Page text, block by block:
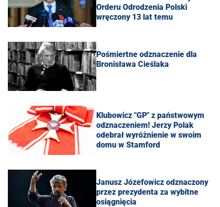
Orderu Odrodzenia Polski
wręczony 13 lat temu
Pośmiertne odznaczenie dla
Bronisława Cieślaka
Klubowicz "GP" z państwowym
odznaczeniem! Jerzy Polak
odebrał wyróżnienie w swoim
domu w Stamford
Janusz Józefowicz odznaczony
przez prezydenta za wybitne
osiągnięcia